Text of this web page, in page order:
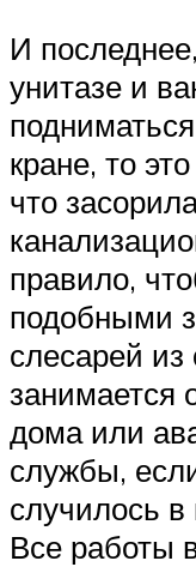
И
унитазе и
кране, то
что
правило,
подобными
слесарей из
занимается
дома или
службы,
случилось в
Все работы